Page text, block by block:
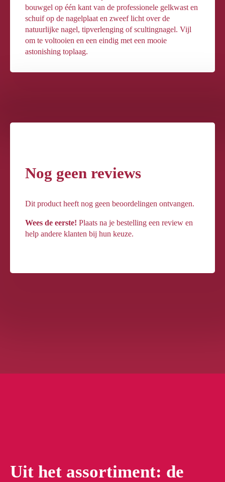
bouwgel op één kant van de professionele gelkwast en
schuif op de nagelplaat en zweef licht over de
natuurlijke nagel, tipverlenging of scultingnagel. Vijl
om te voltooien en een eindig met een mooie
astonishing toplaag.
Nog geen reviews
Dit product heeft nog geen beoordelingen ontvangen.
Wees de eerste! Plaats na je bestelling een review en
help andere klanten bij hun keuze.
Uit het assortiment: de